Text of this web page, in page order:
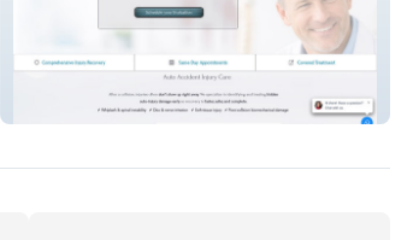
Saratoga Chiro